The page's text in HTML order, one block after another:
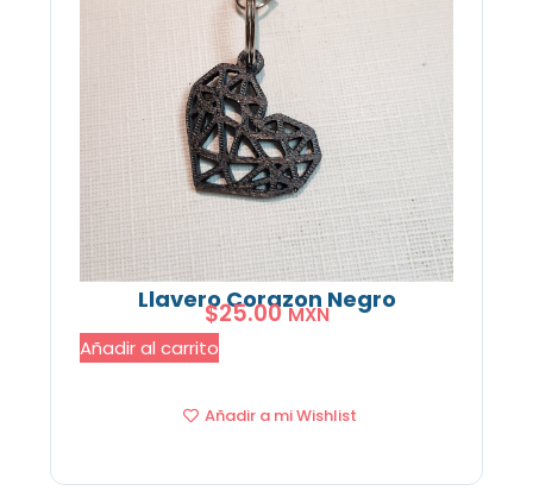
Llavero Corazon Negro
$25.00 MXN
Añadir al carrito
Añadir a mi Wishlist